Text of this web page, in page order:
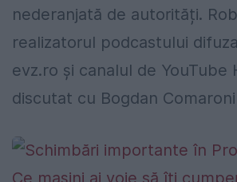
nederanjată de autorități.
realizatorul podcastului
evz.ro și canalul de YouTube
discutat cu Bogdan